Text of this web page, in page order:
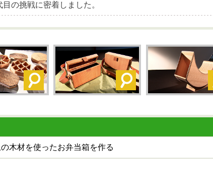
の挑戦に密着しました。
木材を使ったお弁当箱を作る